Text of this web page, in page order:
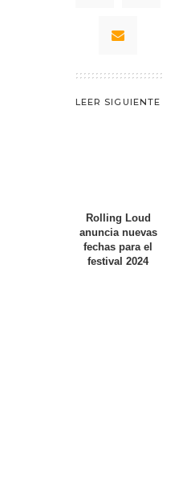
LEER SIGUIENTE
Rolling Loud
anuncia nuevas
fechas para el
festival 2024